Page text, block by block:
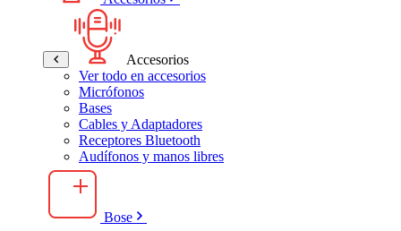
Accesorios
Ver todo en accesorios
Micrófonos
Bases
Cables y Adaptadores
Receptores Bluetooth
Audífonos y manos libres
Bose